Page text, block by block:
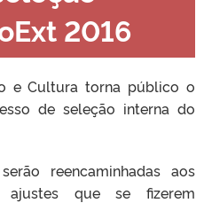
2016
e Cultura torna público o
de seleção interna do
reencaminhadas aos
ajustes que se fizerem